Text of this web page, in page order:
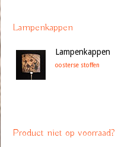
Lampenkappen
Lampenkappen
oosterse stoffen
Product niet op voorraad?